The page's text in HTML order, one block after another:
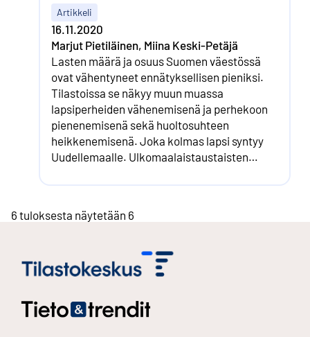
Artikkeli
16.11.2020
Marjut Pietiläinen, Miina Keski-Petäjä
Lasten määrä ja osuus Suomen väestössä
ovat vähentyneet ennätyksellisen pieniksi.
Tilastoissa se näkyy muun muassa
lapsiperheiden vähenemisenä ja perhekoon
pienenemisenä sekä huoltosuhteen
heikkenemisenä. Joka kolmas lapsi syntyy
Uudellemaalle. Ulkomaalaistaustaisten
6 tuloksesta näytetään 6